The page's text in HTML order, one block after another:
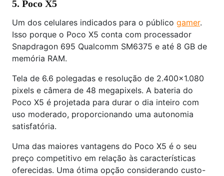
5. Poco X5
Um dos celulares indicados para o público gamer.
Isso porque o Poco X5 conta com processador
Snapdragon 695 Qualcomm SM6375 e até 8 GB de
memória RAM.
Tela de 6.6 polegadas e resolução de 2.400x1.080
pixels e câmera de 48 megapixels. A bateria do
Poco X5 é projetada para durar o dia inteiro com
uso moderado, proporcionando uma autonomia
satisfatória.
Uma das maiores vantagens do Poco X5 é o seu
preço competitivo em relação às características
oferecidas. Uma ótima opção considerando custo-